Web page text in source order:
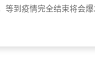
等到疫情完全结束将会